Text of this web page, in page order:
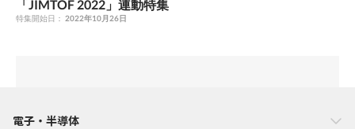
「JIMTOF 2022」連動特集
特集開始日： 2022年10月26日
電子・半導体